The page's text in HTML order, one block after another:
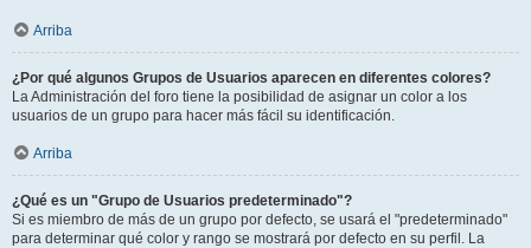
Arriba
¿Por qué algunos Grupos de Usuarios aparecen en diferentes colores?
La Administración del foro tiene la posibilidad de asignar un color a los
usuarios de un grupo para hacer más fácil su identificación.
Arriba
¿Qué es un "Grupo de Usuarios predeterminado"?
Si es miembro de más de un grupo por defecto, se usará el "predeterminado"
para determinar qué color y rango se mostrará por defecto en su perfil. La